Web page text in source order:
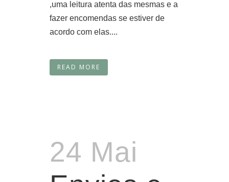
,uma leitura atenta das mesmas e a
fazer encomendas se estiver de
acordo com elas....
READ MORE
24 Mai